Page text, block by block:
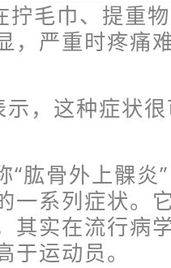
拧毛巾、提重
，严重时疼痛
，这种症状
“肱骨外上髁
一系列症状。
其实在流行病
于运动员。